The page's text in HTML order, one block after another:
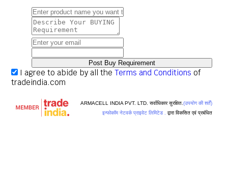
I agree to abide by all the Terms and Conditions of
tradeindia.com
ARMACELL INDIA PVT. LTD. सर्वाधिकार सुरक्षित. (उपयोग की शर्तें)
इन्फोकॉम नेटवर्क प्राइवेट लिमिटेड .
द्वारा विकसित एवं प्रबंधित